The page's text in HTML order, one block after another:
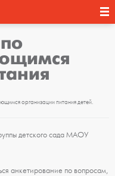
организации питания детей.
детского сада МАОУ
анкетирование по вопросам,